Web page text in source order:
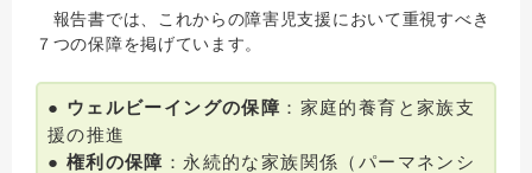
報告書では、これからの障害児支援において重視すべき
７つの保障を掲げています。
● ウェルビーイングの保障 ：家庭的養育と家族支
援の推進
● 権利の保障 ：永続的な家族関係（パーマネンシ